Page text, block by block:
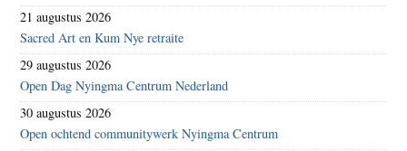
21 augustus 2026
Sacred Art en Kum Nye retraite
29 augustus 2026
Open Dag Nyingma Centrum Nederland
30 augustus 2026
Open ochtend communitywerk Nyingma Centrum